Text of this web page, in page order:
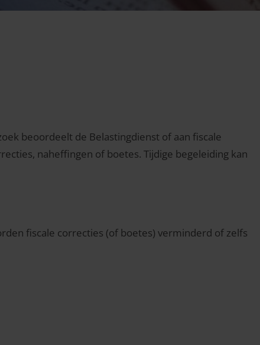
beoordeelt de Belastingdienst of aan fiscale
naheffingen of boetes. Tijdige begeleiding kan
fiscale correcties (of boetes) verminderd of zelfs